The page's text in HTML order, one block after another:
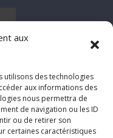
aux
utilisons des technologies
aux informations des
nous permettra de
de navigation ou les ID
ou de retirer son
certaines caractéristiques